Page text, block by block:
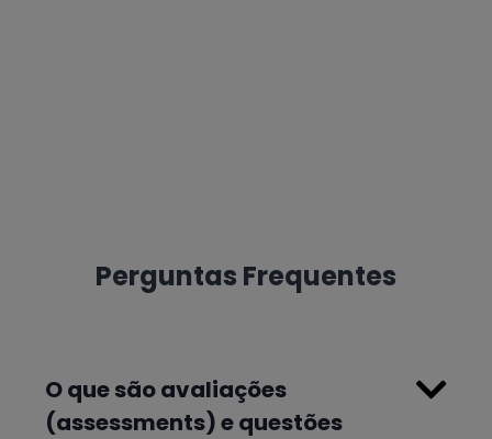
Perguntas Frequentes
O que são avaliações
(assessments) e questões
